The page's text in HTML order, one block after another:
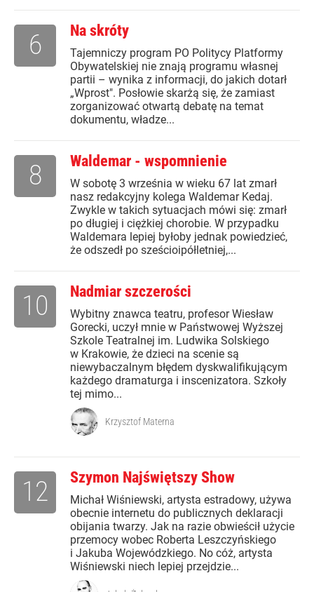
Na skróty
Tajemniczy program PO Politycy Platformy
Obywatelskiej nie znają programu własnej
partii – wynika z informacji, do jakich dotarł
„Wprost". Posłowie skarżą się, że zamiast
zorganizować otwartą debatę na temat
dokumentu, władze...
6
Waldemar - wspomnienie
W sobotę 3 września w wieku 67 lat zmarł
nasz redakcyjny kolega Waldemar Kedaj.
Zwykle w takich sytuacjach mówi się: zmarł
po długiej i ciężkiej chorobie. W przypadku
Waldemara lepiej byłoby jednak powiedzieć,
że odszedł po sześcioipółletniej,...
8
Nadmiar szczerości
Wybitny znawca teatru, profesor Wiesław
Gorecki, uczył mnie w Państwowej Wyższej
Szkole Teatralnej im. Ludwika Solskiego
w Krakowie, że dzieci na scenie są
niewybaczalnym błędem dyskwalifikującym
każdego dramaturga i inscenizatora. Szkoły
tej mimo...
10
Krzysztof Materna
Szymon Najświętszy Show
Michał Wiśniewski, artysta estradowy, używa
obecnie internetu do publicznych deklaracji
obijania twarzy. Jak na razie obwieścił użycie
przemocy wobec Roberta Leszczyńskiego
i Jakuba Wojewódzkiego. No cóż, artysta
Wiśniewski niech lepiej przejdzie...
12